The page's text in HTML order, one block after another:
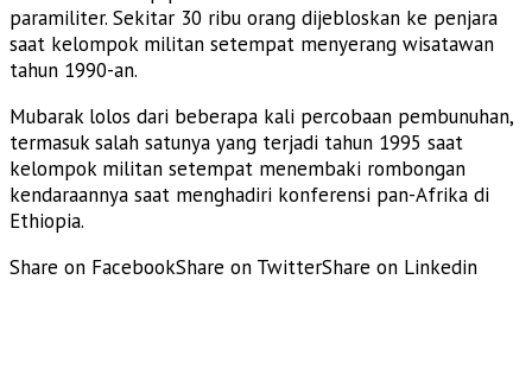
paramiliter. Sekitar 30 ribu orang dijebloskan ke penjara
saat kelompok militan setempat menyerang wisatawan
tahun 1990-an.
Mubarak lolos dari beberapa kali percobaan pembunuhan,
termasuk salah satunya yang terjadi tahun 1995 saat
kelompok militan setempat menembaki rombongan
kendaraannya saat menghadiri konferensi pan-Afrika di
Ethiopia.
Share on FacebookShare on TwitterShare on Linkedin